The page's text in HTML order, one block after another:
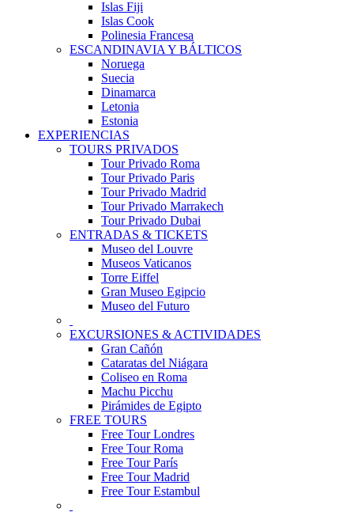
Islas Fiji
Islas Cook
Polinesia Francesa
ESCANDINAVIA Y BÁLTICOS
Noruega
Suecia
Dinamarca
Letonia
Estonia
EXPERIENCIAS
TOURS PRIVADOS
Tour Privado Roma
Tour Privado Paris
Tour Privado Madrid
Tour Privado Marrakech
Tour Privado Dubai
ENTRADAS & TICKETS
Museo del Louvre
Museos Vaticanos
Torre Eiffel
Gran Museo Egipcio
Museo del Futuro
EXCURSIONES & ACTIVIDADES
Gran Cañón
Cataratas del Niágara
Coliseo en Roma
Machu Picchu
Pirámides de Egipto
FREE TOURS
Free Tour Londres
Free Tour Roma
Free Tour París
Free Tour Madrid
Free Tour Estambul